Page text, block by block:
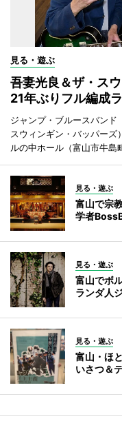
見る・遊ぶ
吾妻光良＆ザ・ス
21年ぶりフル編成
ジャンプ・ブルースバン
スウィンギン・バッパー
ルの中ホール（富山市牛島
見る・遊ぶ
富山で宗
学者
見る・遊ぶ
富山でボ
ランダ人
見る・遊ぶ
富山・ほ
いさつ＆